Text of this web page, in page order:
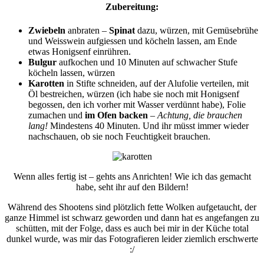
Zubereitung:
Zwiebeln anbraten – Spinat dazu, würzen, mit Gemüsebrühe
und Weisswein aufgiessen und köcheln lassen, am Ende
etwas Honigsenf einrühren.
Bulgur aufkochen und 10 Minuten auf schwacher Stufe
köcheln lassen, würzen
Karotten in Stifte schneiden, auf der Alufolie verteilen, mit
Öl bestreichen, würzen (ich habe sie noch mit Honigsenf
begossen, den ich vorher mit Wasser verdünnt habe), Folie
zumachen und im Ofen backen – Achtung, die brauchen
lang! Mindestens 40 Minuten. Und ihr müsst immer wieder
nachschauen, ob sie noch Feuchtigkeit brauchen.
Wenn alles fertig ist – gehts ans Anrichten! Wie ich das gemacht
habe, seht ihr auf den Bildern!
Während des Shootens sind plötzlich fette Wolken aufgetaucht, der
ganze Himmel ist schwarz geworden und dann hat es angefangen zu
schütten, mit der Folge, dass es auch bei mir in der Küche total
dunkel wurde, was mir das Fotografieren leider ziemlich erschwerte
:/